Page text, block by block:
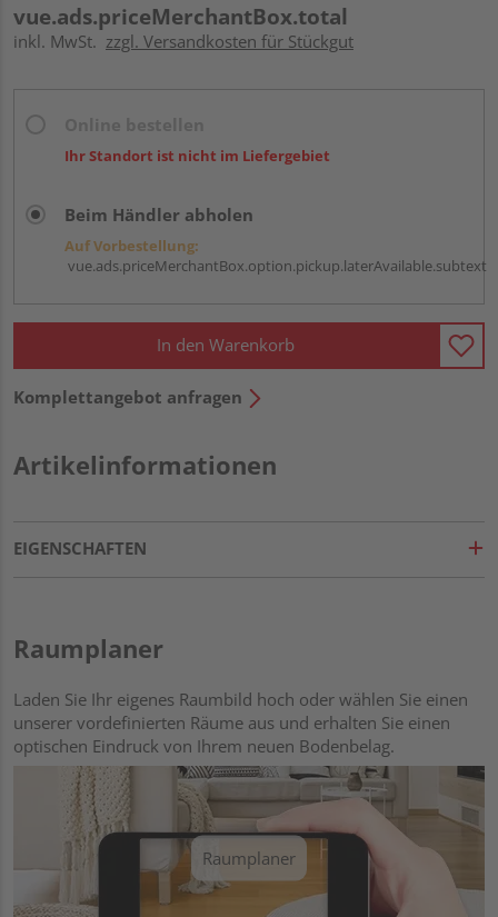
vue.ads.priceMerchantBox.total
inkl. MwSt. zzgl. Versandkosten für Stückgut
Ihr Standort ist nicht im Liefergebiet
Beim Händler abholen
Auf Vorbestellung:
vue.ads.priceMerchantBox.option.pickup.laterAvailable.subtext
In den Warenkorb
Komplettangebot anfragen
Artikelinformationen
EIGENSCHAFTEN
Raumplaner
Laden Sie Ihr eigenes Raumbild hoch oder wählen Sie einen
unserer vordefinierten Räume aus und erhalten Sie einen
optischen Eindruck von Ihrem neuen Bodenbelag.
Raumplaner